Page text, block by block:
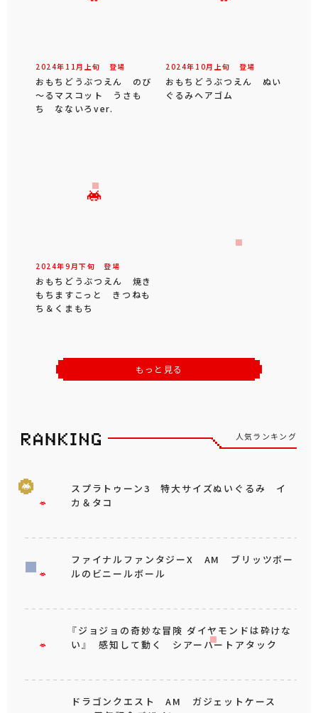
2024年 11 月 上旬 登場
おもちどうぶつえん のび
～るマスコット うさも
ち なないろver.
2024年 10月 上旬 登場
おもちどうぶつえん ぬい
ぐるみヘアゴム
2024年9 月下旬 登場
おもちどうぶつえん 焼き
もちますこっと きつねも
ち＆くまもち
もっと見る
人気ランキング
スプラトゥーン3 特大サイズぬいぐるみ イ
カ＆タコ
ファイナルファンタジーX AM ブリッツボー
ルのビニールボール
『ジョジョの奇妙な冒険 ダイヤモンドは砕けな
い』 感知して動く シアーハートアタック
ドラゴンクエスト AM ガジェットケース